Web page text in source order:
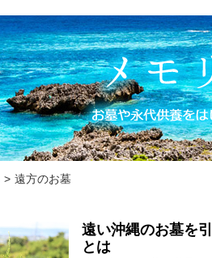
> 遠方のお墓
遠い沖縄のお墓を
とは